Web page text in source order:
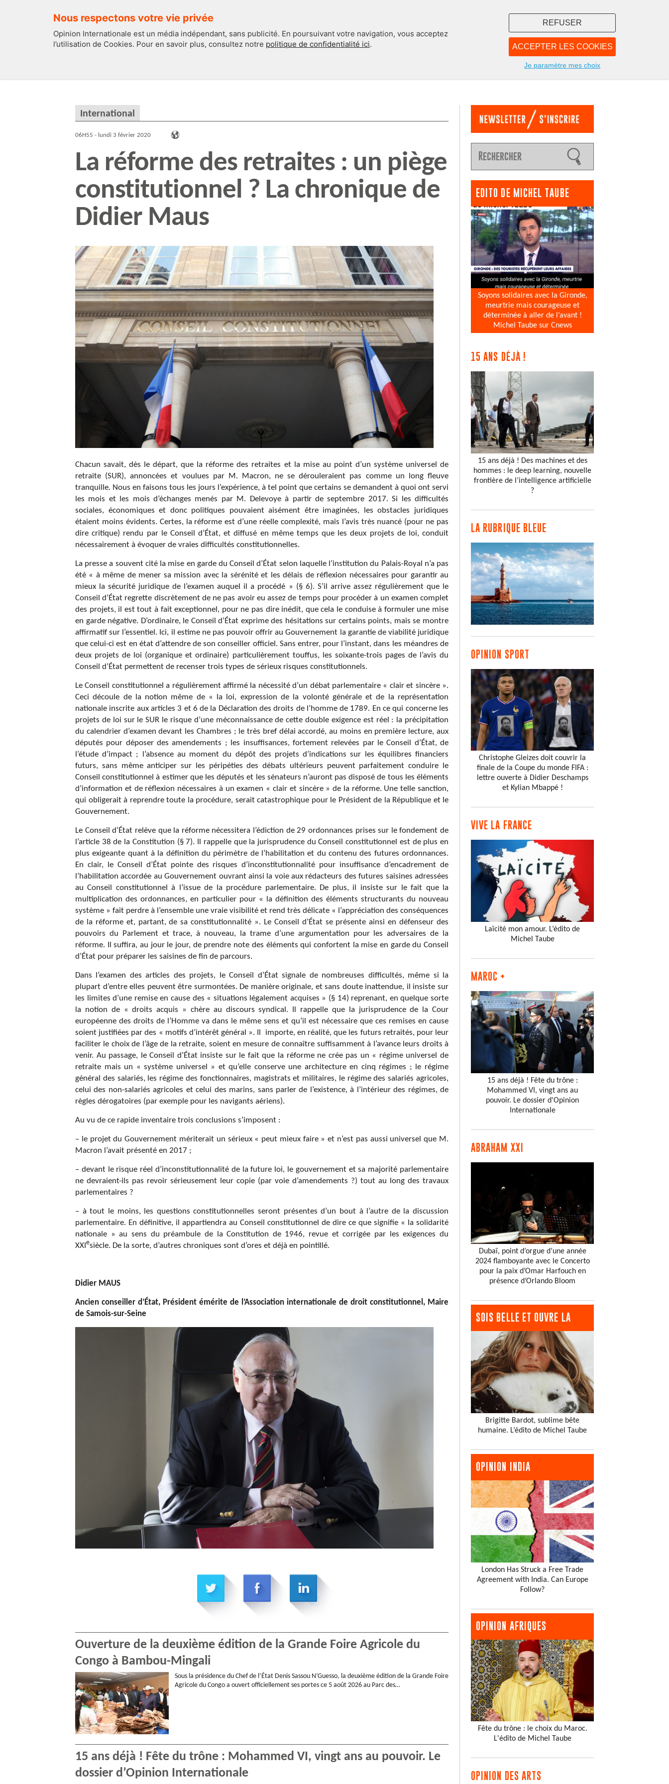
Nous respectons votre vie privée
Opinion Internationale est un média indépendant, sans publicité. En poursuivant votre navigation, vous acceptez
l’utilisation de Cookies. Pour en savoir plus, consultez notre politique de confidentialité ici. ACCEPTER LES COOKIES
REFUSER
Je paramètre mes choix
NOUS
International
06H55 - lundi 3 février 2020
La réforme des retraites : un piège
constitutionnel ? La chronique de
Didier Maus
Chacun savait, dès le départ, que la réforme des retraites et la mise au point d’un système universel de
retraite (SUR), annoncées et voulues par M. Macron, ne se dérouleraient pas comme un long fleuve
tranquille. Nous en faisons tous les jours l’expérience, à tel point que certains se demandent à quoi ont servi
les mois et les mois d’échanges menés par M. Delevoye à partir de septembre 2017. Si les difficultés
sociales, économiques et donc politiques pouvaient aisément être imaginées, les obstacles juridiques
étaient moins évidents. Certes, la réforme est d’une réelle complexité, mais l’avis très nuancé (pour ne pas
dire critique) rendu par le Conseil d’État, et diffusé en même temps que les deux projets de loi, conduit
nécessairement à évoquer de vraies difficultés constitutionnelles.
La presse a souvent cité la mise en garde du Conseil d’État selon laquelle l’institution du Palais-Royal n’a pas
été « à même de mener sa mission avec la sérénité et les délais de réflexion nécessaires pour garantir au
mieux la sécurité juridique de l’examen auquel il a procédé » (§ 6). S’il arrive assez régulièrement que le
Conseil d’État regrette discrètement de ne pas avoir eu assez de temps pour procéder à un examen complet
des projets, il est tout à fait exceptionnel, pour ne pas dire inédit, que cela le conduise à formuler une mise
en garde négative. D’ordinaire, le Conseil d’État exprime des hésitations sur certains points, mais se montre
affirmatif sur l’essentiel. Ici, il estime ne pas pouvoir offrir au Gouvernement la garantie de viabilité juridique
que celui-ci est en état d’attendre de son conseiller officiel. Sans entrer, pour l’instant, dans les méandres de
deux projets de loi (organique et ordinaire) particulièrement touffus, les soixante-trois pages de l’avis du
Conseil d’État permettent de recenser trois types de sérieux risques constitutionnels.
Le Conseil constitutionnel a régulièrement affirmé la nécessité d’un débat parlementaire « clair et sincère ».
Ceci découle de la notion même de « la loi, expression de la volonté générale et de la représentation
nationale inscrite aux articles 3 et 6 de la Déclaration des droits de l’homme de 1789. En ce qui concerne les
projets de loi sur le SUR le risque d’une méconnaissance de cette double exigence est réel : la précipitation
du calendrier d’examen devant les Chambres ; le très bref délai accordé, au moins en première lecture, aux
députés pour déposer des amendements ; les insuffisances, fortement relevées par le Conseil d’État, de
l’étude d’impact ; l’absence au moment du dépôt des projets d’indications sur les équilibres financiers
futurs, sans même anticiper sur les péripéties des débats ultérieurs peuvent parfaitement conduire le
Conseil constitutionnel à estimer que les députés et les sénateurs n’auront pas disposé de tous les éléments
d’information et de réflexion nécessaires à un examen « clair et sincère » de la réforme. Une telle sanction,
qui obligerait à reprendre toute la procédure, serait catastrophique pour le Président de la République et le
Gouvernement.
Le Conseil d’État relève que la réforme nécessitera l’édiction de 29 ordonnances prises sur le fondement de
l’article 38 de la Constitution (§ 7). Il rappelle que la jurisprudence du Conseil constitutionnel est de plus en
plus exigeante quant à la définition du périmètre de l’habilitation et du contenu des futures ordonnances.
En clair, le Conseil d’État pointe des risques d’inconstitutionnalité pour insuffisance d’encadrement de
l’habilitation accordée au Gouvernement ouvrant ainsi la voie aux rédacteurs des futures saisines adressées
au Conseil constitutionnel à l’issue de la procédure parlementaire. De plus, il insiste sur le fait que la
multiplication des ordonnances, en particulier pour « la définition des éléments structurants du nouveau
système » fait perdre à l’ensemble une vraie visibilité et rend très délicate « l’appréciation des conséquences
de la réforme et, partant, de sa constitutionnalité ». Le Conseil d’État se présente ainsi en défenseur des
pouvoirs du Parlement et trace, à nouveau, la trame d’une argumentation pour les adversaires de la
réforme. Il suffira, au jour le jour, de prendre note des éléments qui confortent la mise en garde du Conseil
d’État pour préparer les saisines de fin de parcours.
Dans l’examen des articles des projets, le Conseil d’État signale de nombreuses difficultés, même si la
plupart d’entre elles peuvent être surmontées. De manière originale, et sans doute inattendue, il insiste sur
les limites d’une remise en cause des « situations légalement acquises » (§ 14) reprenant, en quelque sorte
la notion de « droits acquis » chère au discours syndical. Il rappelle que la jurisprudence de la Cour
européenne des droits de l’Homme va dans le même sens et qu’il est nécessaire que ces remises en cause
soient justifiées par des « motifs d’intérêt général ». Il
importe, en réalité, que les futurs retraités, pour leur
faciliter le choix de l’âge de la retraite, soient en mesure de connaître suffisamment à l’avance leurs droits à
venir. Au passage, le Conseil d’État insiste sur le fait que la réforme ne crée pas un « régime universel de
retraite mais un « système universel » et qu’elle conserve une architecture en cinq régimes ; le régime
général des salariés, les régime des fonctionnaires, magistrats et militaires, le régime des salariés agricoles,
celui des non-salariés agricoles et celui des marins, sans parler de l’existence, à l’intérieur des régimes, de
règles dérogatoires (par exemple pour les navigants aériens).
Au vu de ce rapide inventaire trois conclusions s’imposent :
– le projet du Gouvernement mériterait un sérieux « peut mieux faire » et n’est pas aussi universel que M.
Macron l’avait présenté en 2017 ;
– devant le risque réel d’inconstitutionnalité de la future loi, le gouvernement et sa majorité parlementaire
ne devraient-ils pas revoir sérieusement leur copie (par voie d’amendements ?) tout au long des travaux
parlementaires ?
– à tout le moins, les questions constitutionnelles seront présentes d’un bout à l’autre de la discussion
parlementaire. En définitive, il appartiendra au Conseil constitutionnel de dire ce que signifie « la solidarité
nationale » au sens du préambule de la Constitution de 1946, revue et corrigée par les exigences du
XXI esiècle. De la sorte, d’autres chroniques sont d’ores et déjà en pointillé.
Didier MAUS
Ancien conseiller d’État, Président émérite de l’Association internationale de droit constitutionnel, Maire
de Samois-sur-Seine
Ouverture de la deuxième édition de la Grande Foire Agricole du
Congo à Bambou-Mingali
Sous la présidence du Chef de l’État Denis Sassou N’Guesso, la deuxième édition de la Grande Foire
Agricole du Congo a ouvert officiellement ses portes ce 5 août 2026 au Parc des…
15 ans déjà ! Fête du trône : Mohammed VI, vingt ans au pouvoir. Le
dossier d’Opinion Internationale
EDITO DE MICHEL TAUBE
Soyons solidaires avec la Gironde,
meurtrie mais courageuse et
déterminée à aller de l’avant !
Michel Taube sur Cnews
15 ANS DÉJÀ !
15 ans déjà ! Des machines et des
hommes : le deep learning, nouvelle
frontière de l’intelligence artificielle
?
LA RUBRIQUE BLEUE
OPINION SPORT
Christophe Gleizes doit couvrir la
finale de la Coupe du monde FIFA :
lettre ouverte à Didier Deschamps
et Kylian Mbappé !
VIVE LA FRANCE
Laïcité mon amour. L’édito de
Michel Taube
MAROC +
15 ans déjà ! Fête du trône :
Mohammed VI, vingt ans au
pouvoir. Le dossier d'Opinion
Internationale
ABRAHAM XXI
Dubaï, point d’orgue d’une année
2024 flamboyante avec le Concerto
pour la paix d’Omar Harfouch en
présence d’Orlando Bloom
SOIS BELLE ET OUVRE LA
Brigitte Bardot, sublime bête
humaine. L’édito de Michel Taube
OPINION INDIA
London Has Struck a Free Trade
Agreement with India. Can Europe
Follow?
OPINION AFRIQUES
Fête du trône : le choix du Maroc.
L'édito de Michel Taube
OPINION DES ARTS